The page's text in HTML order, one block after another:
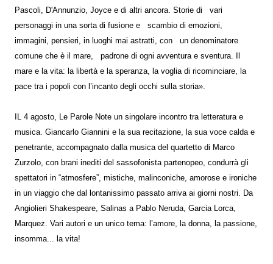
Pascoli, D'Annunzio, Joyce e di altri ancora. Storie di vari
personaggi in una sorta di fusione e scambio di emozioni,
immagini, pensieri, in luoghi mai astratti, con un denominatore
comune che è il mare, padrone di ogni avventura e sventura. Il
mare e la vita: la libertà e la speranza, la voglia di ricominciare, la
pace tra i popoli con l’incanto degli occhi sulla storia».
IL 4 agosto, Le Parole Note un singolare incontro tra letteratura e
musica. Giancarlo Giannini e la sua recitazione, la sua voce calda e
penetrante, accompagnato dalla musica del quartetto di Marco
Zurzolo, con brani inediti del sassofonista partenopeo, condurrà gli
spettatori in “atmosfere”, mistiche, malinconiche, amorose e ironiche
in un viaggio che dal lontanissimo passato arriva ai giorni nostri. Da
Angiolieri Shakespeare, Salinas a Pablo Neruda, Garcia Lorca,
Marquez. Vari autori e un unico tema: l’amore, la donna, la passione,
insomma... la vita!